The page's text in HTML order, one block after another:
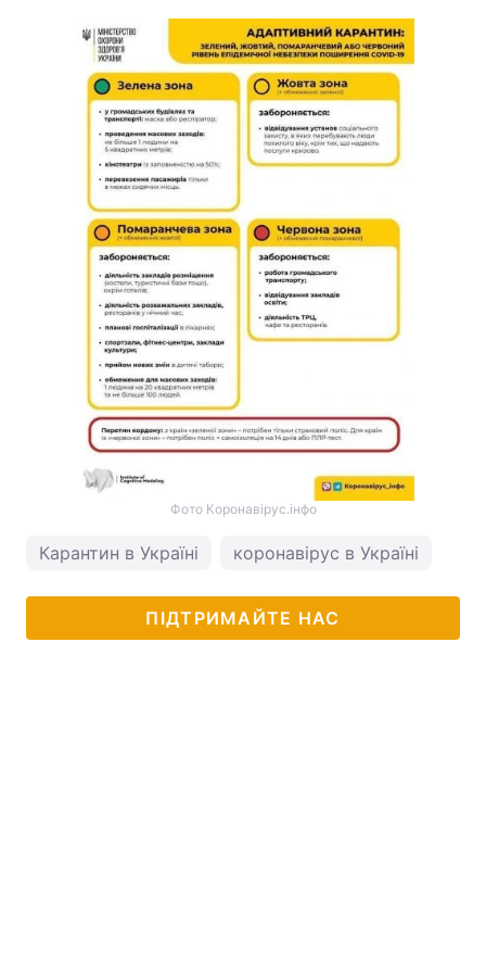
Фото Коронавірус.інфо
Карантин в Україні коронавірус в Україні
ПІДТРИМАЙТЕ НАС